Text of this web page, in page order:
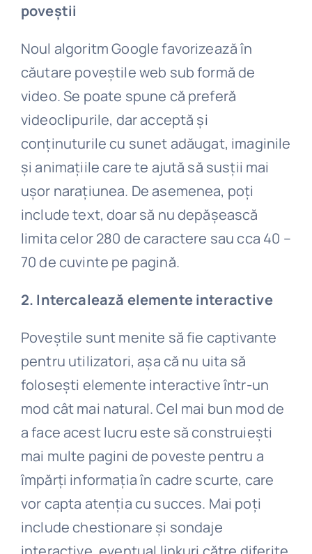
poveștii
Noul algoritm Google favorizează în
căutare poveștile web sub formă de
video. Se poate spune că preferă
videoclipurile, dar acceptă și
conținuturile cu sunet adăugat, imaginile
și animațiile care te ajută să susții mai
ușor narațiunea. De asemenea, poți
include text, doar să nu depășească
limita celor 280 de caractere sau cca 40 –
70 de cuvinte pe pagină.
2. Intercalează elemente interactive
Poveștile sunt menite să fie captivante
pentru utilizatori, așa că nu uita să
folosești elemente interactive într-un
mod cât mai natural. Cel mai bun mod de
a face acest lucru este să construiești
mai multe pagini de poveste pentru a
împărți informația în cadre scurte, care
vor capta atenția cu succes. Mai poți
include chestionare și sondaje